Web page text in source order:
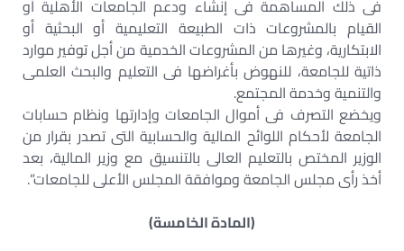
فى ذلك المساهمة فى إنشاء ودعم الجامعات الأهلية أو
القيام بالمشروعات ذات الطبيعة التعليمية أو البحثية أو
الابتكارية، وغيرها من المشروعات الخدمية من أجل توفير موارد
ذاتية للجامعة، للنهوض بأغراضها فى التعليم والبحث العلمى
والتنمية وخدمة المجتمع.
ويخضع التصرف فى أموال الجامعات وإدارتها ونظام حسابات
الجامعة لأحكام اللوائح المالية والحسابية التى تصدر بقرار من
الوزير المختص بالتعليم العالى بالتنسيق مع وزير المالية، بعد
أخذ رأى مجلس الجامعة وموافقة المجلس الأعلى للجامعات”.
(المادة الخامسة)